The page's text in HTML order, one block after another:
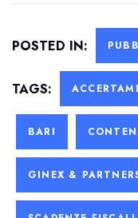
POSTED IN:
TAGS:
BARI
GINEX &